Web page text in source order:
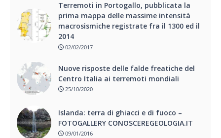
Terremoti in Portogallo, pubblicata la
prima mappa delle massime intensità
macrosismiche registrate fra il 1300 ed il
2014
02/02/2017
Nuove risposte delle falde freatiche del
Centro Italia ai terremoti mondiali
25/10/2020
Islanda: terra di ghiacci e di fuoco –
FOTOGALLERY CONOSCEREGEOLOGIA.IT
09/01/2016